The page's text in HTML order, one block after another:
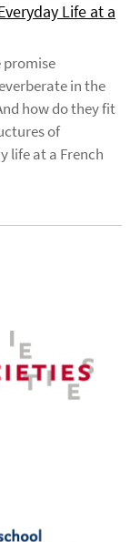
Life at a
promise
in the
how do they fit
of
life at a French